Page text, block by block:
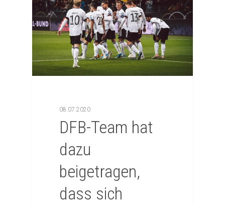
08.07.2020
DFB-Team hat
dazu
beigetragen,
dass sich